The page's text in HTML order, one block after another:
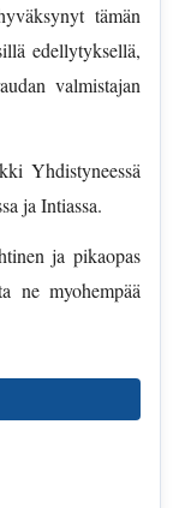
tämän
edellytyksellä,
valmistajan
Yhdistyneessä
ja Intiassa.
ja pikaopas
ne myohempää